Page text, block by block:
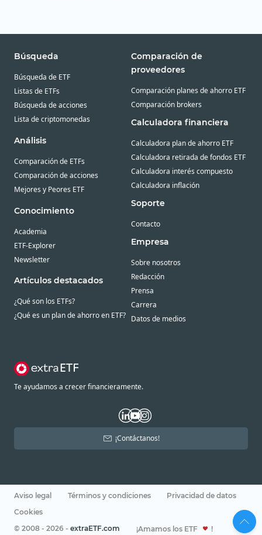
Búsqueda
Búsqueda de ETF
Listas de ETFs
Búsqueda de acciones
Lista de criptomonedas
Análisis
Comparación de ETFs
Comparación de acciones
Mejores y Peores ETF
Conocimiento
Academia
ETF-Explorer
Newsletter
Artículos destacados
¿Qué son los ETFs?
¿Qué es un plan de ahorro en ETF?
Comparación de
proveedores
Comparación planes de ahorro ETF
Comparación brokers
Calculadora financiera
Calculadora plan de ahorro ETF
Calculadora retirada de fondos ETF
Calculadora interés compuesto
Calculadora inflación
Soporte
Contacto
Empresa
Sobre nosotros
Redacción
Prensa
Carrera
Datos de medios
Te ayudamos a crecer financieramente.
¡Contáctanos!
Aviso legal Términos y condiciones
Privacidad de datos
Cookies
© 2008 - 2026 - extraETF.com ¡Amamos los ETF !